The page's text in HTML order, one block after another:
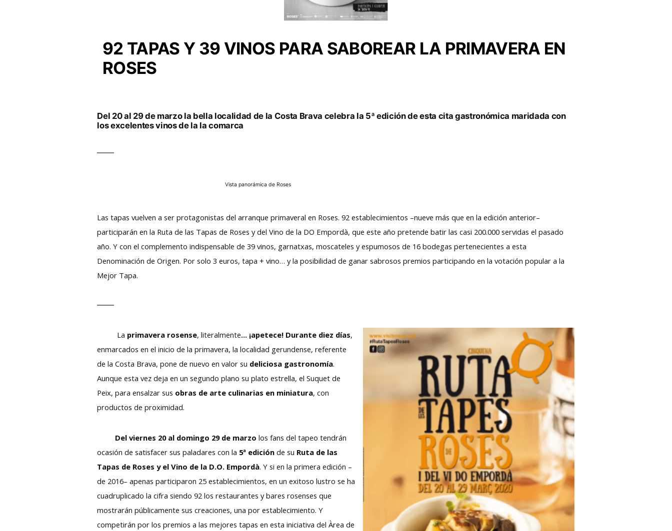
92 TAPAS Y 39 VINOS PARA SABOREAR LA PRIMAVERA EN
ROSES
Del 20 al 29 de marzo la bella localidad de la Costa Brava celebra la 5ª edición de esta cita gastronómica maridada con
los excelentes vinos de la la comarca
Vista panorámica de Roses
Las tapas vuelven a ser protagonistas del arranque primaveral en Roses. 92 establecimientos –nueve más que en la edición anterior–
participarán en la Ruta de las Tapas de Roses y del Vino de la DO Empordà, que este año pretende batir las casi 200.000 servidas el pasado
año. Y con el complemento indispensable de 39 vinos, garnatxas, moscateles y espumosos de 16 bodegas pertenecientes a esta
Denominación de Origen. Por solo 3 euros, tapa + vino… y la posibilidad de ganar sabrosos premios participando en la votación popular a la
Mejor Tapa.
La primavera rosense, literalmente… ¡apetece! Durante diez días,
enmarcados en el inicio de la primavera, la localidad gerundense, referente
de la Costa Brava, pone de nuevo en valor su deliciosa gastronomía.
Aunque esta vez deja en un segundo plano su plato estrella, el Suquet de
Peix, para ensalzar sus obras de arte culinarias en miniatura, con
productos de proximidad.
Del viernes 20 al domingo 29 de marzo los fans del tapeo tendrán
ocasión de satisfacer sus paladares con la 5ª edición de su Ruta de las
Tapas de Roses y el Vino de la D.O. Empordà. Y si en la primera edición –
de 2016­­– apenas participaron 25 establecimientos, en un exitoso lustro se ha
cuadruplicado la cifra siendo 92 los restaurantes y bares rosenses que
mostrarán públicamente sus creaciones, una por establecimiento. Y
competirán por los premios a las mejores tapas en esta iniciativa del Àrea de